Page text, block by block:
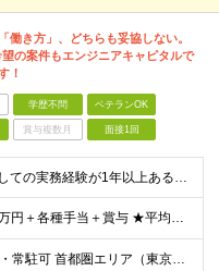
働き方」、どちらも妥協しない。
の案件もエンジニアキャピタルで
！
学歴不問 ベテランOK
賞与複数月 面接1回
◎ITエンジニアとしての実務経験が1年以上ある方 ・開発、インフラ、工程、言語は一切不問！ ※学歴不問 ▼以下のような方を歓迎します ・自身のスキルを高めていきたい方 ・様々な言語が扱えるようになり
月給35万円～140万円＋各種手当＋賞与 ★平均年収704万円 ★還元率83%~ ★案件待期期間も給与あり★ ※経験や能力を考慮し決定します ※固定残業代（月30時間／5万8000円～15万7000
★リモートワーク・常駐可 首都圏エリア（東京・神奈川・千葉・埼玉）・大阪・名古屋・福岡を中心とした全国各地のプロジェクト先に参画いただきます。 ◆本社 東京都世田谷区太子堂4-18-15 マガザン三